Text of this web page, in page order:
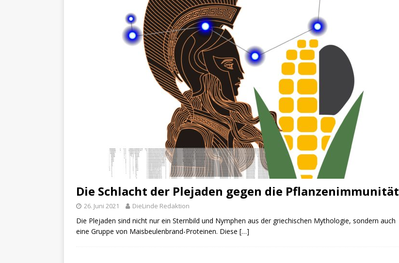
Die Schlacht der Plejaden gegen die Pflanzenimmunität
26. Juni 2021 DieLinde Redaktion
Die Plejaden sind nicht nur ein Sternbild und Nymphen aus der griechischen Mythologie, sondern auch
eine Gruppe von Maisbeulenbrand-Proteinen. Diese […]